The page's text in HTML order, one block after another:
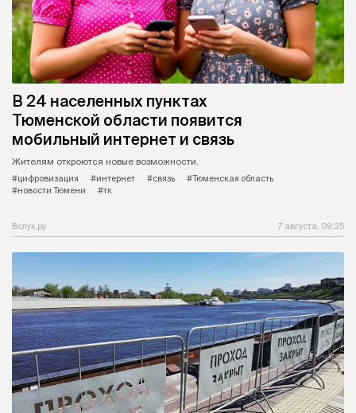
В 24 населенных пунктах
Тюменской области появится
мобильный интернет и связь
Жителям откроются новые возможности.
#цифровизация
#интернет #связь
#Тюменская область
#новости Тюмени
#тк
Вслух.ру 7 августа, 09:25